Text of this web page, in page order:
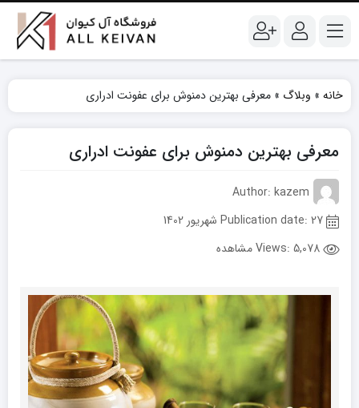
خانه » وبلاگ » معرفی بهترین دمنوش برای عفونت ادراری
معرفی بهترین دمنوش برای عفونت ادراری
Author: kazem
5,078 مشاهده